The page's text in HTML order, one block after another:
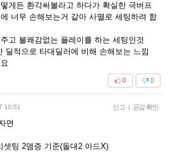
게든 환각써볼라고 하다가 확실한 극버프
너무 손해보는거 같아 사멸로 세팅하려 합
고 불쾌감없는 플레이를 하는 세팅인것
딜적으로 타대딜러에 비해 손해보는 느낌
0
0
10:51 신고 | 공감 확인
면
셋팅 2뎀증 기준(돌대2 아드X)